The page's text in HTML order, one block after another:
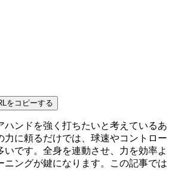
をコピーする
ハンドを強く打ちたいと考えているあ
力に頼るだけでは、球速やコントロー
いです。全身を連動させ、力を効率よ
ニングが鍵になります。この記事では